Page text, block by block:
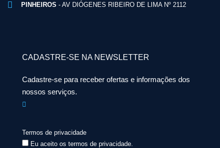
PINHEIROS - AV DIÓGENES RIBEIRO DE LIMA Nº 2112
CADASTRE-SE NA NEWSLETTER
Cadastre-se para receber ofertas e informações dos
nossos serviços.
Termos de privacidade
Eu aceito os termos de privacidade.